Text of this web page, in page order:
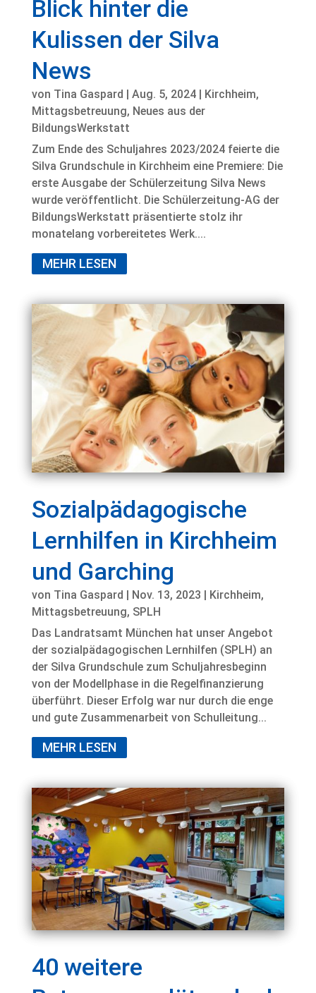
Blick hinter die
Kulissen der Silva
News
von Tina Gaspard | Aug. 5, 2024| Kirchheim,
Mittagsbetreuung, Neues aus der
BildungsWerkstatt
Zum Ende des Schuljahres 2023/2024 feierte die
Silva Grundschule in Kirchheim eine Premiere: Die
erste Ausgabe der Schülerzeitung Silva News
wurde veröffentlicht. Die Schülerzeitung-AG der
BildungsWerkstatt präsentierte stolz ihr
monatelang vorbereitetes Werk....
MEHR LESEN
Sozialpädagogische
Lernhilfen in Kirchheim
und Garching
von Tina Gaspard Nov. 13, 2023 Kirchheim,
Mittagsbetreuung, SPLH
Das Landratsamt München hat unser Angebot
der sozialpädagogischen Lernhilfen (SPLH) an
der Silva Grundschule zum Schuljahresbeginn
von der Modellphase in die Regelfinanzierung
überführt. Dieser Erfolg war nur durch die enge
und gute Zusammenarbeit von Schulleitung...
MEHR LESEN
40 weitere